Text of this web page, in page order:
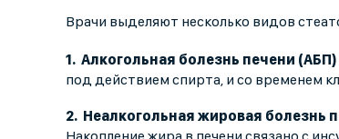
Врачи выделяют несколько видов
Алкогольная болезнь печени (АБП)
под действием спирта, и со временем
Неалкогольная жировая болезнь